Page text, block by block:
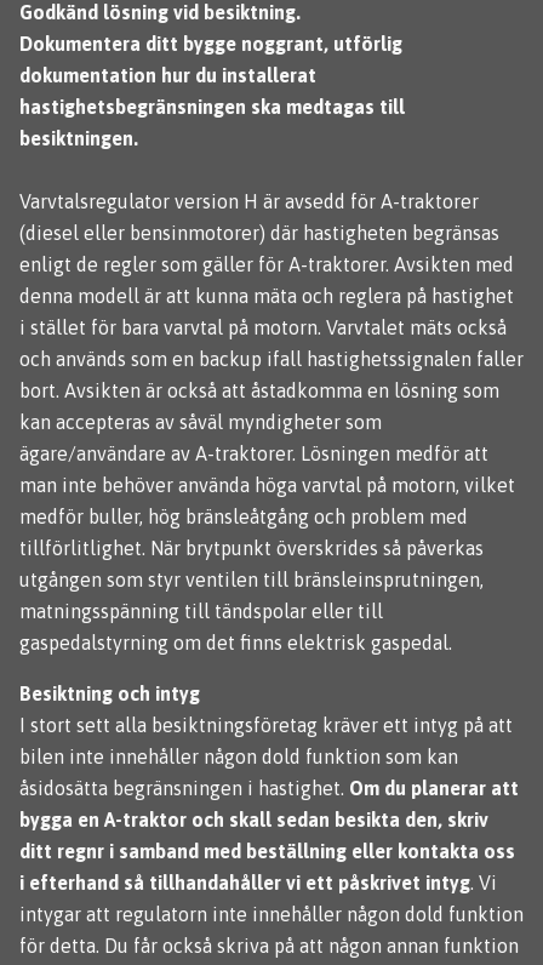
Godkänd lösning vid besiktning.
Dokumentera ditt bygge noggrant, utförlig
dokumentation hur du installerat
hastighetsbegränsningen ska medtagas till
besiktningen.
Varvtalsregulator version H är avsedd för A-traktorer
(diesel eller bensinmotorer) där hastigheten begränsas
enligt de regler som gäller för A-traktorer. Avsikten med
denna modell är att kunna mäta och reglera på hastighet
i stället för bara varvtal på motorn. Varvtalet mäts också
och används som en backup ifall hastighetssignalen faller
bort. Avsikten är också att åstadkomma en lösning som
kan accepteras av såväl myndigheter som
ägare/användare av A-traktorer. Lösningen medför att
man inte behöver använda höga varvtal på motorn, vilket
medför buller, hög bränsleåtgång och problem med
tillförlitlighet. När brytpunkt överskrides så påverkas
utgången som styr ventilen till bränsleinsprutningen,
matningsspänning till tändspolar eller till
gaspedalstyrning om det finns elektrisk gaspedal.
Besiktning och intyg
I stort sett alla besiktningsföretag kräver ett intyg på att
bilen inte innehåller någon dold funktion som kan
åsidosätta begränsningen i hastighet. Om du planerar att
bygga en A-traktor och skall sedan besikta den, skriv
ditt regnr i samband med beställning eller kontakta oss
i efterhand så tillhandahåller vi ett påskrivet intyg. Vi
intygar att regulatorn inte innehåller någon dold funktion
för detta. Du får också skriva på att någon annan funktion